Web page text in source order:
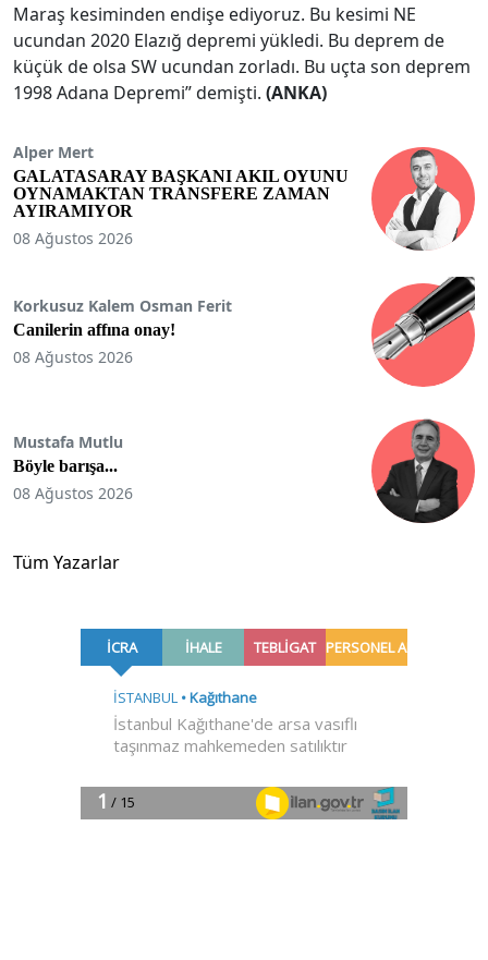
Maraş kesiminden endişe ediyoruz. Bu kesimi NE
ucundan 2020 Elazığ depremi yükledi. Bu deprem de
küçük de olsa SW ucundan zorladı. Bu uçta son deprem
1998 Adana Depremi” demişti. (ANKA)
Alper Mert
GALATASARAY BAŞKANI AKIL OYUNU
OYNAMAKTAN TRANSFERE ZAMAN
AYIRAMIYOR
08 Ağustos 2026
Korkusuz Kalem Osman Ferit
Canilerin affına onay!
08 Ağustos 2026
Mustafa Mutlu
Böyle barışa...
08 Ağustos 2026
Tüm Yazarlar